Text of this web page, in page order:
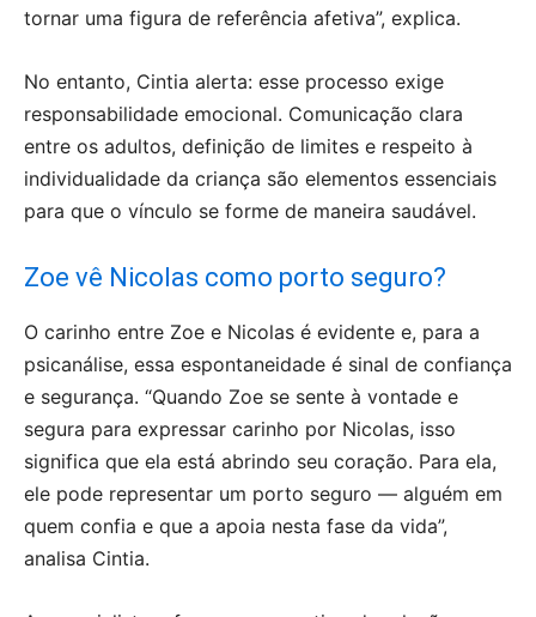
tornar uma figura de referência afetiva”, explica.
No entanto, Cintia alerta: esse processo exige
responsabilidade emocional. Comunicação clara
entre os adultos, definição de limites e respeito à
individualidade da criança são elementos essenciais
para que o vínculo se forme de maneira saudável.
Zoe vê Nicolas como porto seguro?
O carinho entre Zoe e Nicolas é evidente e, para a
psicanálise, essa espontaneidade é sinal de confiança
e segurança. “Quando Zoe se sente à vontade e
segura para expressar carinho por Nicolas, isso
significa que ela está abrindo seu coração. Para ela,
ele pode representar um porto seguro — alguém em
quem confia e que a apoia nesta fase da vida”,
analisa Cintia.